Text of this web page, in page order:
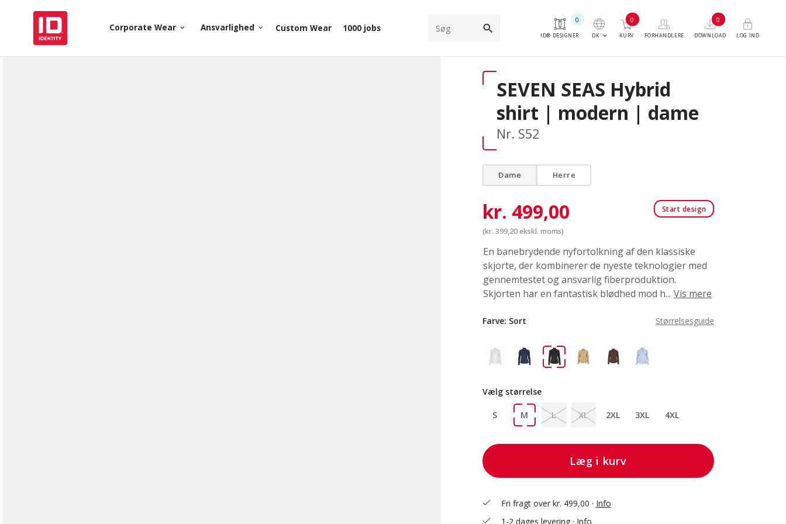
Corporate Wear keyboard_arrow_down Ansvarlighed keyboard_arrow_down Custom Wear 1000 jobs
ID® DESIGNER
0
DK keyboard_arrow_down KURV
0
FORHANDLERE DOWNLOAD
0
LOG IND
search
SEVEN SEAS Hybrid
shirt | modern | dame
Nr. S52
Dame Herre
kr. 499,00
(kr. 399,20ekskl. moms)
Start design
En banebrydende nyfortolkning af den klassiske
skjorte, der kombinerer de nyeste teknologier med
gennemtestet og ansvarlig fiberproduktion.
Skjorten har en fantastisk blødhed mod h... Vis mere
Farve: Sort Størrelsesguide
Vælg størrelse
S M L XL 2XL 3XL 4XL
Læg i kurv
check Fri fragt over kr. 499,00 · Info
check 1-2 dages levering · Info